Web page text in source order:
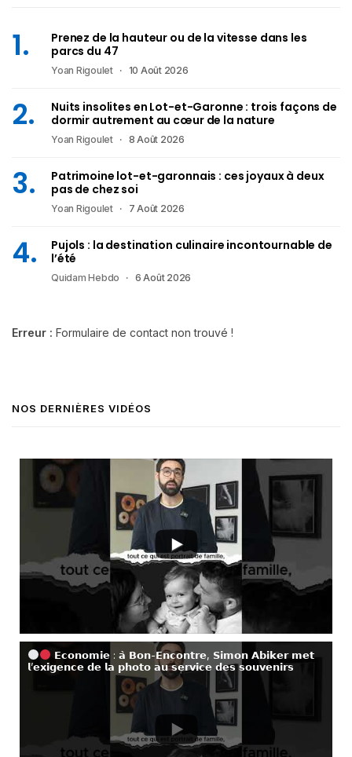
Prenez de la hauteur ou de la vitesse dans les
parcs du 47
Yoan Rigoulet 10 Août 2026
Nuits insolites en Lot-et-Garonne : trois façons de
dormir autrement au cœur de la nature
Yoan Rigoulet 8 Août 2026
Patrimoine lot-et-garonnais : ces joyaux à deux
pas de chez soi
Yoan Rigoulet 7 Août 2026
Pujols : la destination culinaire incontournable de
l’été
Quidam Hebdo 6 Août 2026
Erreur : Formulaire de contact non trouvé !
NOS DERNIÈRES VIDÉOS
𝗘𝗰𝗼𝗻𝗼𝗺𝗶𝗲 : 𝗮̀ 𝗕𝗼𝗻-𝗘𝗻𝗰𝗼𝗻𝘁𝗿𝗲, 𝗦𝗶𝗺𝗼𝗻 𝗔𝗯𝗶𝗸𝗲𝗿 𝗺𝗲𝘁
𝗹’𝗲𝘅𝗶𝗴𝗲𝗻𝗰𝗲 𝗱𝗲 𝗹𝗮 𝗽𝗵𝗼𝘁𝗼 𝗮𝘂 𝘀𝗲𝗿𝘃𝗶𝗰𝗲 𝗱𝗲𝘀 𝘀𝗼𝘂𝘃𝗲𝗻𝗶𝗿𝘀